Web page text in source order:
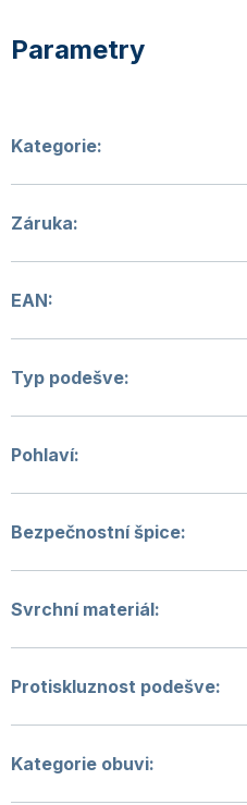
Kategorie:
Záruka:
EAN:
Typ podešve:
Pohlaví:
Bezpečnostní špice:
Svrchní materiál:
Protiskluznost podešve:
Kategorie obuvi: